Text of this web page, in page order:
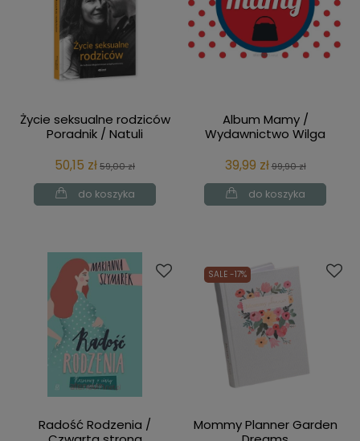
Życie seksualne rodziców
Poradnik / Natuli
50,15 zł59,00 zł
do koszyka
Album Mamy /
Wydawnictwo Wilga
39,99 zł99,90 zł
do koszyka
Radość Rodzenia /
Mommy Planner Garden
SALE -17%